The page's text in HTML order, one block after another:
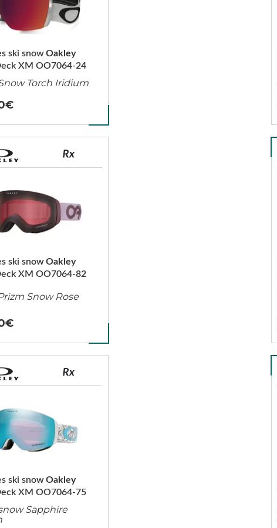
XM OO7064-24
ski snowOakley
Torch Iridium
XM OO7064-82
ski snowOakley
Snow Rose
XM OO7064-75
ski snowOakley
Sapphire